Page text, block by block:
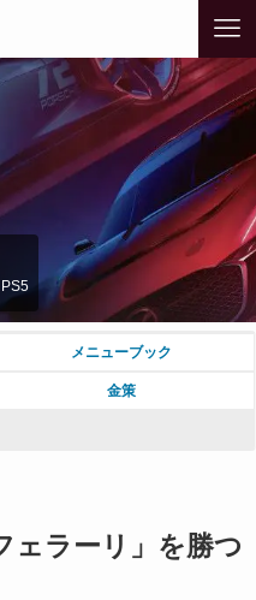
メニューブック
金策
ェラーリ」を勝つ